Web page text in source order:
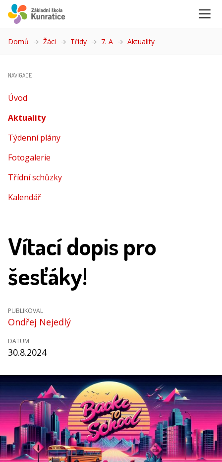
Domů Žáci Třídy 7. A Aktuality
NAVIGACE
Úvod
Aktuality(aktuální)
Týdenní plány
Fotogalerie
Třídní schůzky
Kalendář
Vítací dopis pro
šesťáky!
PUBLIKOVAL
Ondřej Nejedlý
DATUM
30.8.2024